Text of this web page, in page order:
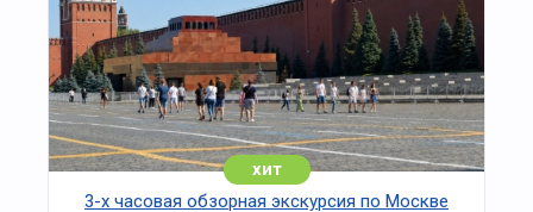
хит
3-х часовая обзорная экскурсия по Москве